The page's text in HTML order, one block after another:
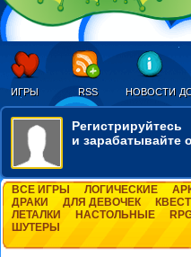
ИГРЫ RSS НОВОСТИ
Регистрируйтесь
и зарабатывайте
ВСЕ ИГРЫ ЛОГИЧЕСКИЕ
ДРАКИ
ДЛЯ ДЕВОЧЕК
ЛЕТАЛКИ
НАСТОЛЬНЫЕ
ШУТЕРЫ